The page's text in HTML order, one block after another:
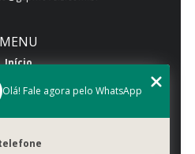
MENU
Início
somos
Galeria
Olá! Fale agora pelo WhatsApp